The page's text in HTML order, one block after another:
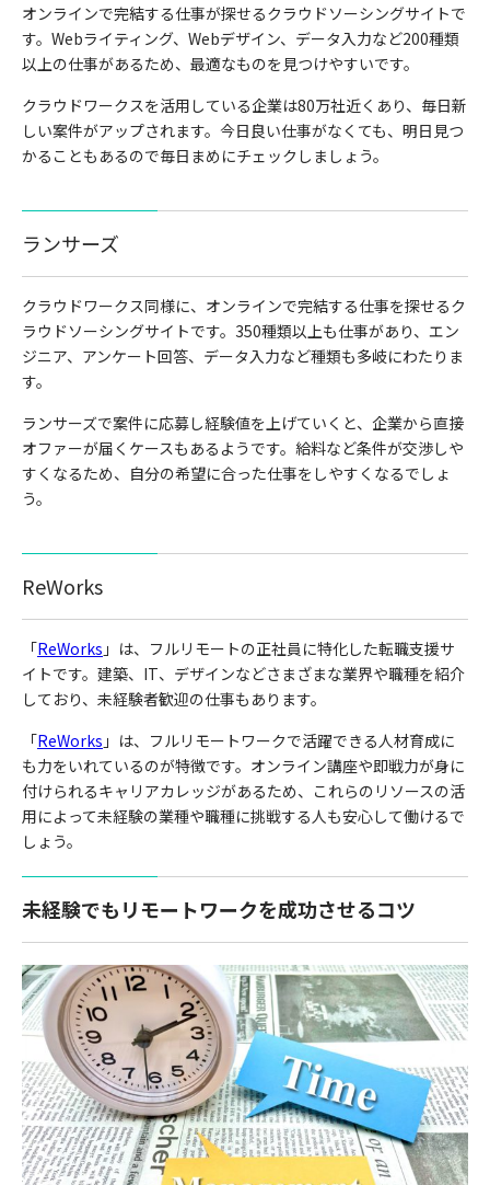
オンラインで完結する仕事が探せるクラウドソーシングサイトで
す。 Webライティング、 Webデザイン、データ入力など200種類
以上の仕事があるため、最適なものを見つけやすいです。
クラウドワークスを活用している企業は80万社近くあり、毎日新
しい案件がアップされます。今日良い仕事がなくても、明日見つ
かることもあるので毎日まめにチェックしましょう。
ランサーズ
クラウドワークス同様に、オンラインで完結する仕事を探せるク
ラウドソーシングサイトです。 350種類以上も仕事があり、エン
ジニア、アンケート回答、データ入力など種類も多岐にわたりま
す。
ランサーズで案件に応募し経験値を上げていくと、企業から直接
オファーが届くケースもあるようです。給料など条件が交渉しや
すくなるため、自分の希望に合った仕事をしやすくなるでしょ
う。
ReWorks
「ReWorks 」 は、フルリモートの正社員に特化した転職支援サ
イトです。建築、 IT、デザインなどさまざまな業界や職種を紹介
しており、未経験者歓迎の仕事もあります。
「ReWorks 」 は、フルリモートワークで活躍できる人材育成に
も力をいれているのが特徴です。オンライン講座や即戦力が身に
付けられるキャリアカレッジがあるため、これらのリソースの活
用によって未経験の業種や職種に挑戦する人も安心して働けるで
しょう。
未経験でもリモートワークを成功させるコツ